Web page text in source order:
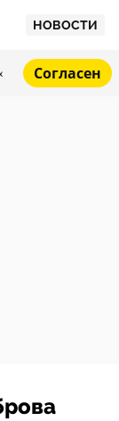
НОВОСТИ
Согласен